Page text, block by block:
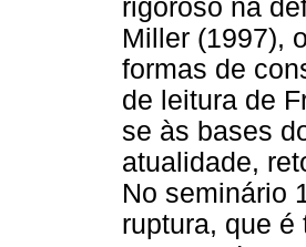
rigoroso na
Miller (1997),
formas de
de leitura de
se às bases
atualidade,
No seminário
ruptura, que é